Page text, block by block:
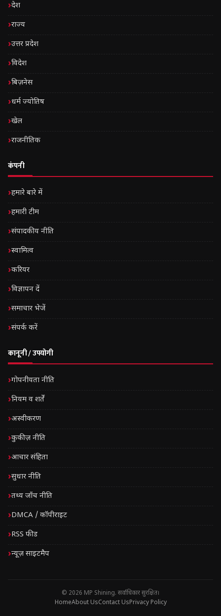
देश
राज्य
उत्तर प्रदेश
विदेश
बिज़नेस
धर्म ज्योतिष
खेल
राजनीतिक
कंपनी
हमारे बारे में
हमारी टीम
संपादकीय नीति
स्वामित्व
करियर
विज्ञापन दें
समाचार भेजें
संपर्क करें
कानूनी / उपयोगी
गोपनीयता नीति
नियम व शर्तें
अस्वीकरण
कुकीज़ नीति
आचार संहिता
सुधार नीति
तथ्य जाँच नीति
DMCA / कॉपीराइट
RSS फीड
न्यूज़ साइटमैप
© 2026 MP Shining. सर्वाधिकार सुरक्षित।
HomeAbout UsContact UsPrivacy Policy